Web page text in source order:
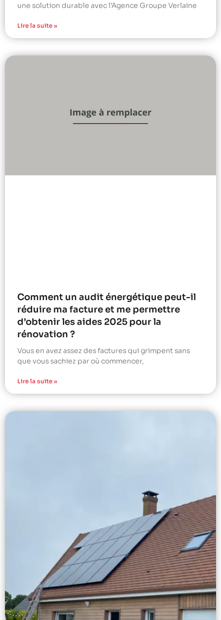
une solution durable avec l’Agence Groupe Verlaine
Lire la suite »
Comment un audit énergétique peut-il
réduire ma facture et me permettre
d’obtenir les aides 2025 pour la
rénovation ?
Vous en avez assez des factures qui grimpent sans
que vous sachiez par où commencer,
Lire la suite »